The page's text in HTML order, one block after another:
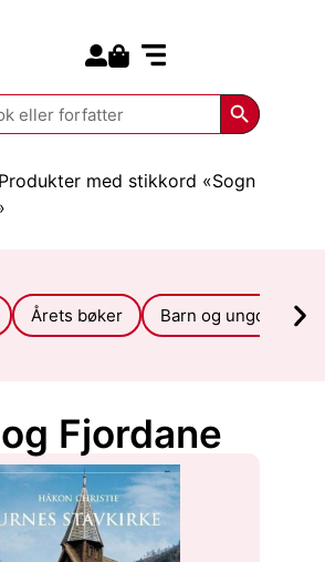
Search
med stikkord «Sogn
Årets bøker Barn og ungdom
Fjordane